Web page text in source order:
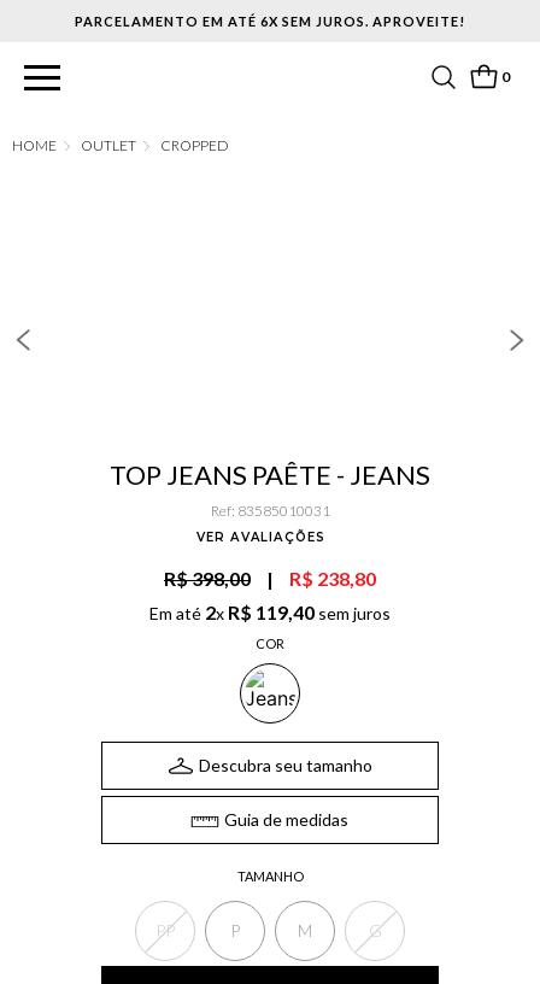
PARCELAMENTO EM ATÉ 6X SEM JUROS. APROVEITE!
0
OUTLET CROPPED
TOP JEANS PAÊTE - JEANS
Ref: 83585010031
VER AVALIAÇÕES
R$ 398,00 | R$ 238,80
Em até 2x R$ 119,40 sem juros
COR
TAMANHO
PP P M G
Descubra seu tamanho
Guia de medidas